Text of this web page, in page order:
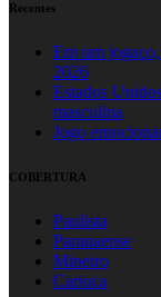
Recentes
Em um
2026
Estados
masculina
Jogo
COBERTURA
Paulista
Paranaense
Mineiro
Carioca